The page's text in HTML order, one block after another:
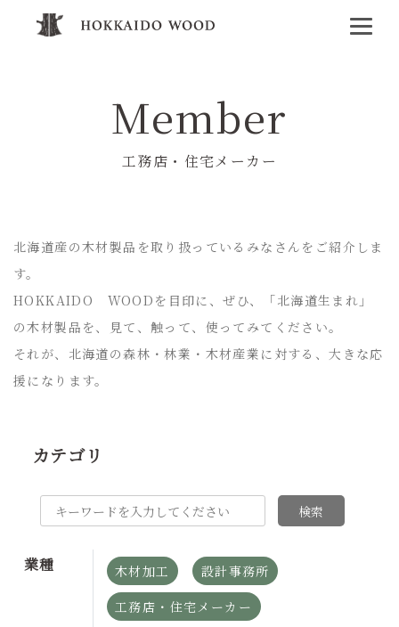
Member
工務店・住宅メーカー
北海道産の木材製品を取り扱っているみなさんをご紹介しま
す。
HOKKAIDO WOODを目印に、ぜひ、「北海道生まれ」
の木材製品を、見て、触って、使ってみてください。
それが、北海道の森林・林業・木材産業に対する、大きな応
援になります。
カテゴリ
検索
業種 木材加工
設計事務所
工務店・住宅メーカー